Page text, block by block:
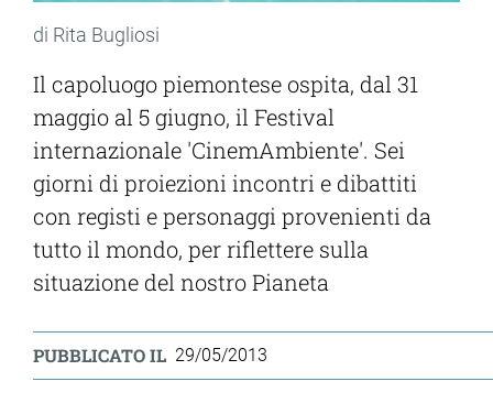
di Rita Bugliosi
Il capoluogo piemontese ospita, dal 31
maggio al 5 giugno, il Festival
internazionale 'CinemAmbiente'. Sei
giorni di proiezioni incontri e dibattiti
con registi e personaggi provenienti da
tutto il mondo, per riflettere sulla
situazione del nostro Pianeta
PUBBLICATO IL 29/05/2013